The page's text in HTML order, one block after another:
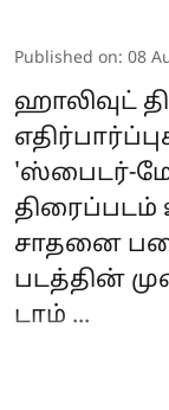
Published on: 08
ஹாலிவுட்
'ஸ்பைடர்-
சாதனை
படத்தின்
டாம் ...